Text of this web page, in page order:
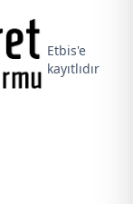
Etbis'e
kayıtlıdır